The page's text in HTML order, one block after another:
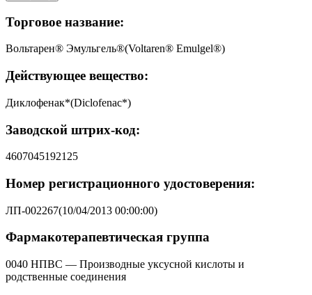
Торговое название:
Вольтарен® Эмульгель®(Voltaren® Emulgel®)
Действующее вещество:
Диклофенак*(Diclofenac*)
Заводской штрих-код:
4607045192125
Номер регистрационного удостоверения:
ЛП-002267(10/04/2013 00:00:00)
Фармакотерапевтическая группа
0040 НПВС — Производные уксусной кислоты и
родственные соединения